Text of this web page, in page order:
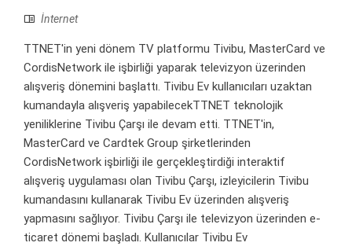
İnternet
TTNET'in yeni dönem TV platformu Tivibu, MasterCard ve
CordisNetwork ile işbirliği yaparak televizyon üzerinden
alışveriş dönemini başlattı. Tivibu Ev kullanıcıları uzaktan
kumandayla alışveriş yapabilecekTTNET teknolojik
yeniliklerine Tivibu Çarşı ile devam etti. TTNET'in,
MasterCard ve Cardtek Group şirketlerinden
CordisNetwork işbirliği ile gerçekleştirdiği interaktif
alışveriş uygulaması olan Tivibu Çarşı, izleyicilerin Tivibu
kumandasını kullanarak Tivibu Ev üzerinden alışveriş
yapmasını sağlıyor. Tivibu Çarşı ile televizyon üzerinden e-
ticaret dönemi başladı. Kullanıcılar Tivibu Ev